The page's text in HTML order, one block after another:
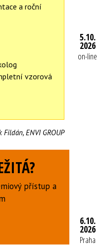
a roční
vzorová
Fildán, ENVI GROUP
přístup a
5.10.
2026
on-line
6.10.
2026
Praha